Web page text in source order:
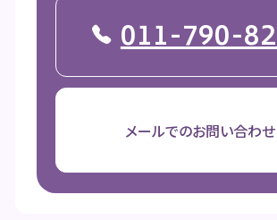
011-790-
メールでのお問い合わせ